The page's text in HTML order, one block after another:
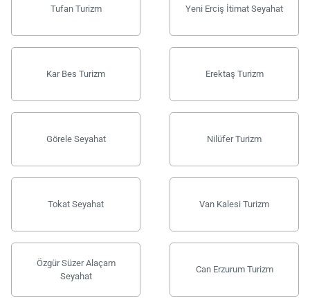
Tufan Turizm Yeni Erciş İtimat Seyahat
Kar Bes Turizm Erektaş Turizm
Görele Seyahat Nilüfer Turizm
Tokat Seyahat Van Kalesi Turizm
Özgür Süzer Alaçam
Seyahat
Can Erzurum Turizm